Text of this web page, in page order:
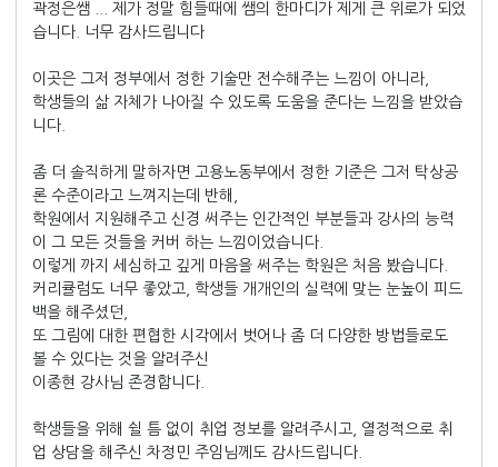
곽정은쌤 ... 제가 정말 힘들때에 쌤의 한마디가 제게 큰 위로가 되었
습니다. 너무 감사드립니다
이곳은 그저 정부에서 정한 기술만 전수해주는 느낌이 아니라,
학생들의 삶 자체가 나아질 수 있도록 도움을 준다는 느낌을 받았습
니다.
좀 더 솔직하게 말하자면 고용노동부에서 정한 기준은 그저 탁상공
론 수준이라고 느껴지는데 반해,
학원에서 지원해주고 신경 써주는 인간적인 부분들과 강사의 능력
이 그 모든 것들을 커버 하는 느낌이었습니다.
이렇게 까지 세심하고 깊게 마음을 써주는 학원은 처음 봤습니다.
커리큘럼도 너무 좋았고, 학생들 개개인의 실력에 맞는 눈높이 피드
백을 해주셨던,
또 그림에 대한 편협한 시각에서 벗어나 좀 더 다양한 방법들로도
볼 수 있다는 것을 알려주신
이종현 강사님 존경합니다.
학생들을 위해 쉴 틈 없이 취업 정보를 알려주시고, 열정적으로 취
업 상담을 해주신 차정민 주임님께도 감사드립니다.